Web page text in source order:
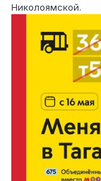
Николоямской.